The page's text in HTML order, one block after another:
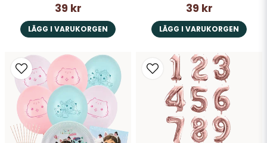
39 kr
LÄGG I VARUKORGEN
39 kr
LÄGG I VARUKORGEN